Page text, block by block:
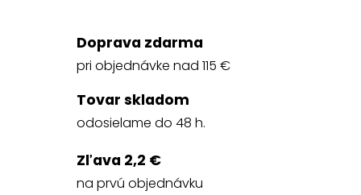
Doprava zdarma
pri objednávke nad 115 €
Tovar skladom
odosielame do 48 h.
Zľava 2,2 €
na prvú objednávku